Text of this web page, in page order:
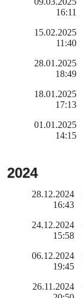
16:11
15.02.2025
11:40
28.01.2025
18:49
18.01.2025
17:13
01.01.2025
14:15
2024
28.12.2024
16:43
24.12.2024
15:58
06.12.2024
19:45
26.11.2024